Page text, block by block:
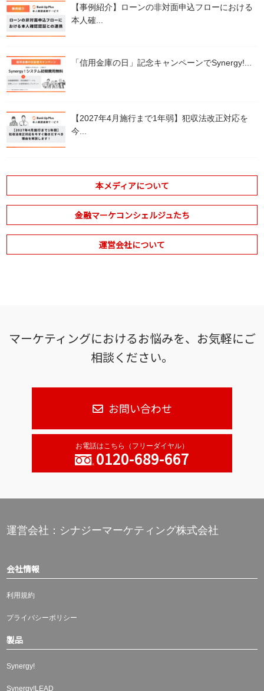
【事例紹介】ローンの非対面申込フローにおける
本人確...
「信用金庫の日」記念キャンペーンでSynergy!...
【2027年4月施行まで1年弱】犯収法改正対応を
今...
本メディアについて
金融マーケコンシェルジュたち
運営会社について
マーケティングにおけるお悩みを、お気軽にご
相談ください。
お問い合わせ
お電話はこちら（フリーダイヤル）
0120-689-667
運営会社：シナジーマーケティング株式会社
会社情報
利用規約
プライバシーポリシー
製品
Synergy!
Synergy!LEAD